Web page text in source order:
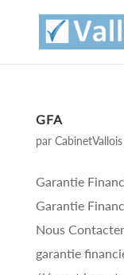
GFA
par CabinetVallois
Garantie
Garantie
Nous
garantie